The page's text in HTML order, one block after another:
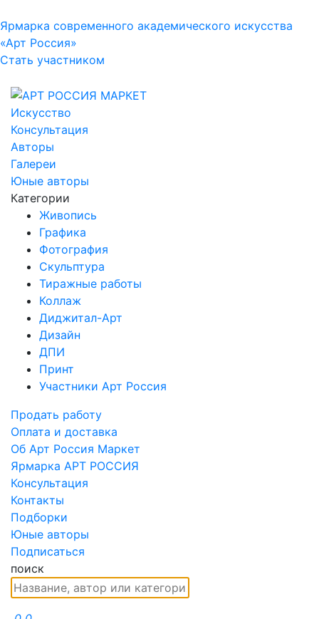
Ярмарка современного академического искусства
«Арт Россия»
Стать участником
Искусство
Консультация
Авторы
Галереи
Юные авторы
Категории
Живопись
Графика
Фотография
Скульптура
Тиражные работы
Коллаж
Диджитал-Арт
Дизайн
ДПИ
Принт
Участники Арт Россия
Продать работу
Оплата и доставка
Об Арт Россия Маркет
Ярмарка АРТ РОССИЯ
Консультация
Контакты
Подборки
Юные авторы
Подписаться
поиск